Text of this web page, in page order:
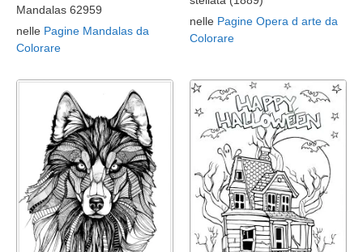
Mandalas 62959
nelle Pagine Mandalas da
Colorare
nelle Pagine Opera d arte da
Colorare